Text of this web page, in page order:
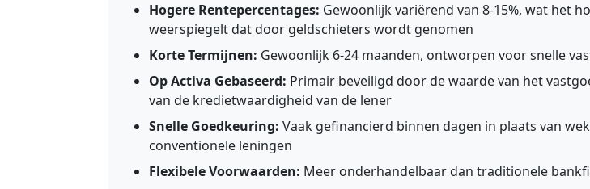
Hogere Rentepercentages: Gewoonlijk variërend van 8-15%, wat het
weerspiegelt dat door geldschieters wordt genomen
Korte Termijnen: Gewoonlijk 6-24 maanden, ontworpen voor snelle
Op Activa Gebaseerd: Primair beveiligd door de waarde van het
van de kredietwaardigheid van de lener
Snelle Goedkeuring: Vaak gefinancierd binnen dagen in plaats van
conventionele leningen
Flexibele Voorwaarden: Meer onderhandelbaar dan traditionele